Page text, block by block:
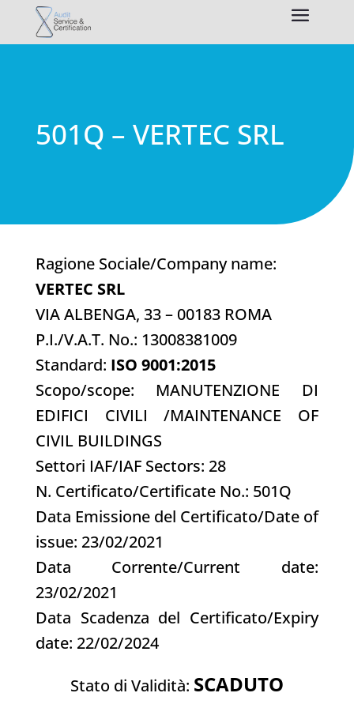
501Q – VERTEC SRL
Ragione Sociale/Company name:
VERTEC SRL
VIA ALBENGA, 33 – 00183 ROMA
P.I./V.A.T. No.: 13008381009
Standard: ISO 9001:2015
Scopo/scope: MANUTENZIONE DI
EDIFICI CIVILI /MAINTENANCE OF
CIVIL BUILDINGS
Settori IAF/IAF Sectors: 28
N. Certificato/Certificate No.: 501Q
Data Emissione del Certificato/Date of
issue: 23/02/2021
Data Corrente/Current date:
23/02/2021
Data Scadenza del Certificato/Expiry
date: 22/02/2024
Stato di Validità: SCADUTO